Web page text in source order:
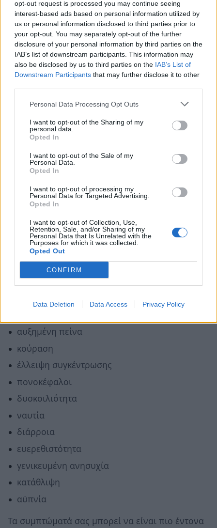
opt-out request is processed you may continue seeing
interest-based ads based on personal information utilized by
us or personal information disclosed to third parties prior to
your opt-out. You may separately opt-out of the further
disclosure of your personal information by third parties on the
IAB’s list of downstream participants. This information may
also be disclosed by us to third parties on the IAB’s List of
Downstream Participants that may further disclose it to other
Personal Data Processing Opt Outs
I want to opt-out of the Sharing of my
personal data.
Opted In
I want to opt-out of the Sale of my
Personal Data.
Opted In
I want to opt-out of processing my
Personal Data for Targeted Advertising.
Opted In
I want to opt-out of Collection, Use,
Retention, Sale, and/or Sharing of my
Personal Data that Is Unrelated with the
Purposes for which it was collected.
Opted Out
CONFIRM
Data Deletion Data Access Privacy Policy
παίρνει μαζί του τη νικοτίνη και τα
υποπροϊόντα της.
Τρώτε τροφές πλούσιες σε
αντιοξειδωτικά: Τα αντιοξειδωτικά
μπορούν επίσης να βοηθήσουν στην
ενίσχυση του μεταβολισμού.
Υπάρχουν παρενέργειες καθώς η
νικοτίνη φεύγει από τον οργανισμό;
Η νικοτίνη είναι το κύριο εθιστικό συστατικό στα
τσιγάρα. Σε μικρές δόσεις μπορεί να
λειτουργήσει ως διεγερτικό, με τρόπο παρόμοιο
με τον καφέ. Όταν καταπίνεται σε μεγαλύτερες
ποσότητες, η νικοτίνη γίνεται χαλαρωτική.
Η μείωση λήψης νικοτίνης, ή η πλήρης αποχή
από τη νικοτίνη μπορεί να προκαλέσει
συμπτώματα στέρησης.
Τα συμπτώματα της απόσυρσης είναι:
αυξημένη πείνα
κούραση
έλλειψη συγκέντρωσης
πονοκέφαλοι
δυσκοιλιότητα
ναυτία
διάρροια
ευερεθιστότητα
γενικευμένη ανησυχία
κατάθλιψη
αϋπνία
Τα συμπτώματά σας μπορεί να είναι πιο έντονα